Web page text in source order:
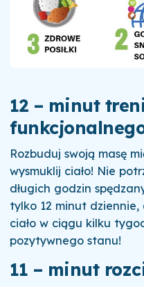
12 – minut
Rozbuduj swoją masę
wysmuklij ciało! Nie
długich godzin
tylko 12 minut
ciało w ciągu kilku
pozytywnego stanu!
11 – minut